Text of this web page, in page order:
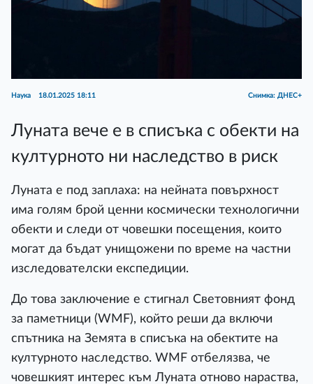
Наука 18.01.2025 18:11 Снимка: ДНЕС+
Луната вече е в списъка с обекти на
културното ни наследство в риск
Луната е под заплаха: на нейната повърхност
има голям брой ценни космически технологични
обекти и следи от човешки посещения, които
могат да бъдат унищожени по време на частни
изследователски експедиции.
До това заключение е стигнал Световният фонд
за паметници (WMF), който реши да включи
спътника на Земята в списъка на обектите на
културното наследство. WMF отбелязва, че
човешкият интерес към Луната отново нараства,